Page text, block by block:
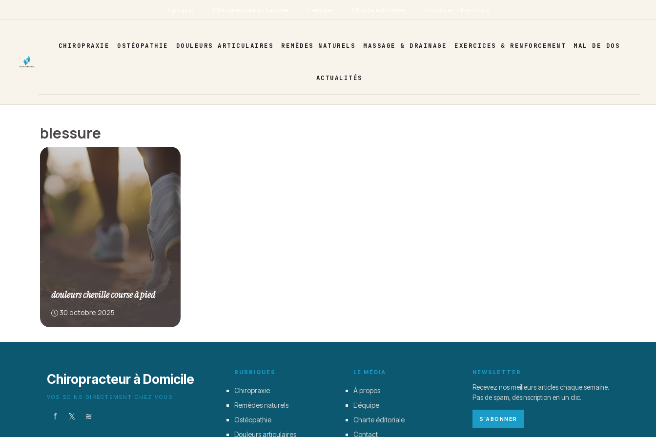
au
CHIROPRAXIE OSTÉOPATHIE DOULEURS ARTICULAIRES REMÈDES NATURELS MASSAGE & DRAINAGE EXERCICES & RENFORCEMENT MAL DE DOS
ACTUALITÉS
blessure
douleurs cheville course à pied
30 octobre 2025
Chiropracteur à Domicile
VOS SOINS DIRECTEMENT CHEZ VOUS
f 𝕏 ≋
RUBRIQUES
Chiropraxie
Remèdes naturels
Ostéopathie
Douleurs articulaires
LE MÉDIA
À propos
L'équipe
Charte éditoriale
Contact
NEWSLETTER
Recevez nos meilleurs articles chaque semaine.
Pas de spam, désinscription en un clic.
S'ABONNER